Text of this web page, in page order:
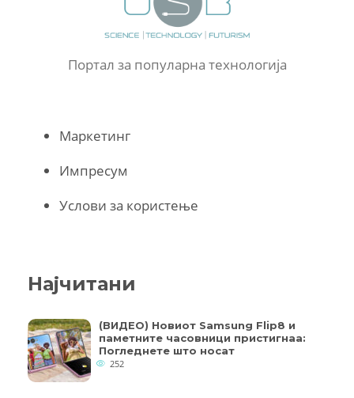
Портал за популарна технологија
Маркетинг
Импресум
Услови за користење
Најчитани
(ВИДЕО) Новиот Samsung Flip8 и
паметните часовници пристигнаа:
Погледнете што носат
252